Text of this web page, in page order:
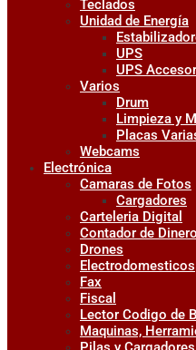
Teclados
Unidad de Energía
UPS
UPS
Varios
Drum
Limpieza y
Placas
Webcams
Electrónica
Camaras de Fotos
Cargadores
Carteleria Digital
Contador de Dinero
Drones
Electrodomesticos
Fax
Fiscal
Lector Codigo de
Maquinas,